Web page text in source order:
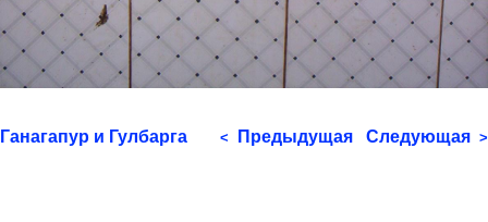
Ганагапур и Гулбарга < Предыдущая Следующая >